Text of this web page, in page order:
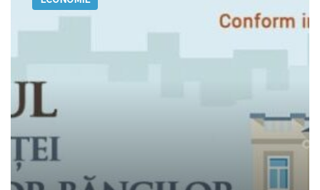
Ratingul
transparenței
acționarilor
31
2016